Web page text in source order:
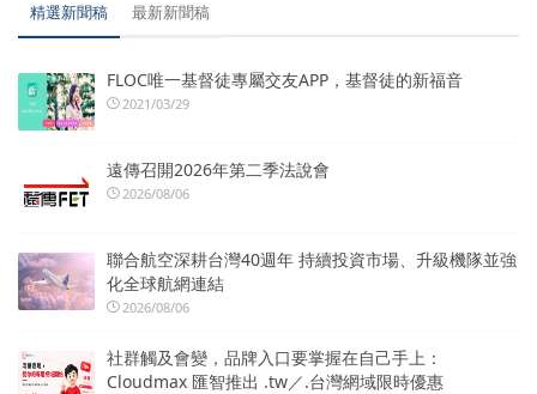
精選新聞稿 最新新聞稿
FLOC唯一基督徒專屬交友APP，基督徒的新福音
2021/03/29
遠傳召開2026年第二季法說會
2026/08/06
聯合航空深耕台灣40週年 持續投資市場、升級機隊並強
化全球航網連結
2026/08/06
社群觸及會變，品牌入口要掌握在自己手上：
Cloudmax 匯智推出 .tw／.台灣網域限時優惠